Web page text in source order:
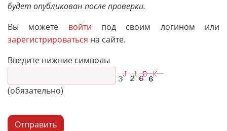
будет опубликован после проверки.
Вы можете войти под своим логином или
зарегистрироваться на сайте.
Введите нижние символы
(обязательно)
Отправить